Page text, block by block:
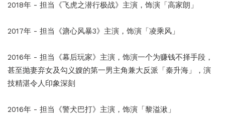
2018年 - 担当《飞虎之潜行极战》主演，饰演「高家朗」
2017年 - 担当《溏心风暴3》主演，饰演「凌乘风」
2016年 - 担当《幕后玩家》主演，饰演一个为赚钱不择手段，
甚至抛妻弃女及勾义嫂的第一男主角兼大反派「秦升海」，演
技精湛令人印象深刻
2016年 - 担当《警犬巴打》主演，饰演「黎溢湫」